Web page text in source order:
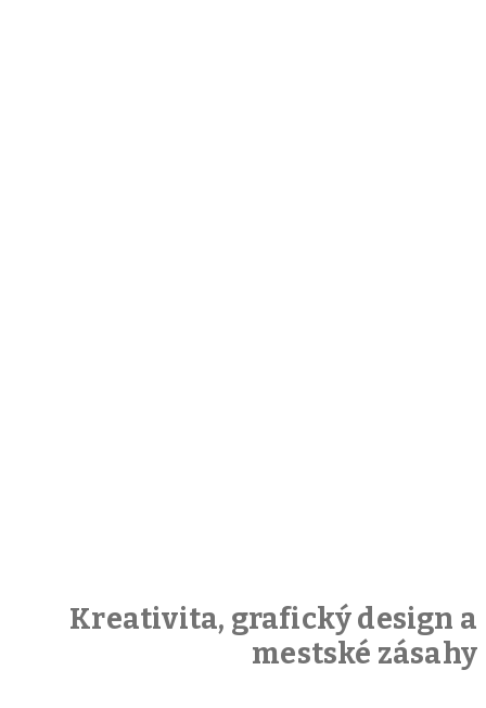
Kreativita, grafický design a
mestské zásahy